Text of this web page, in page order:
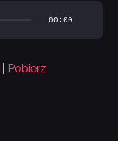
00:00
Pobierz